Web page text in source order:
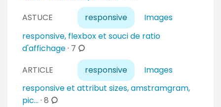
r
e
s
t
i
e
o
m
n
a
i
ASTUCE responsive
Images
responsive, flexbox et souci de ratio
d'affichage· 7 c
o
m
ARTICLE responsive
Images
responsive et attribut sizes, amstramgram,
pic... · 8 c